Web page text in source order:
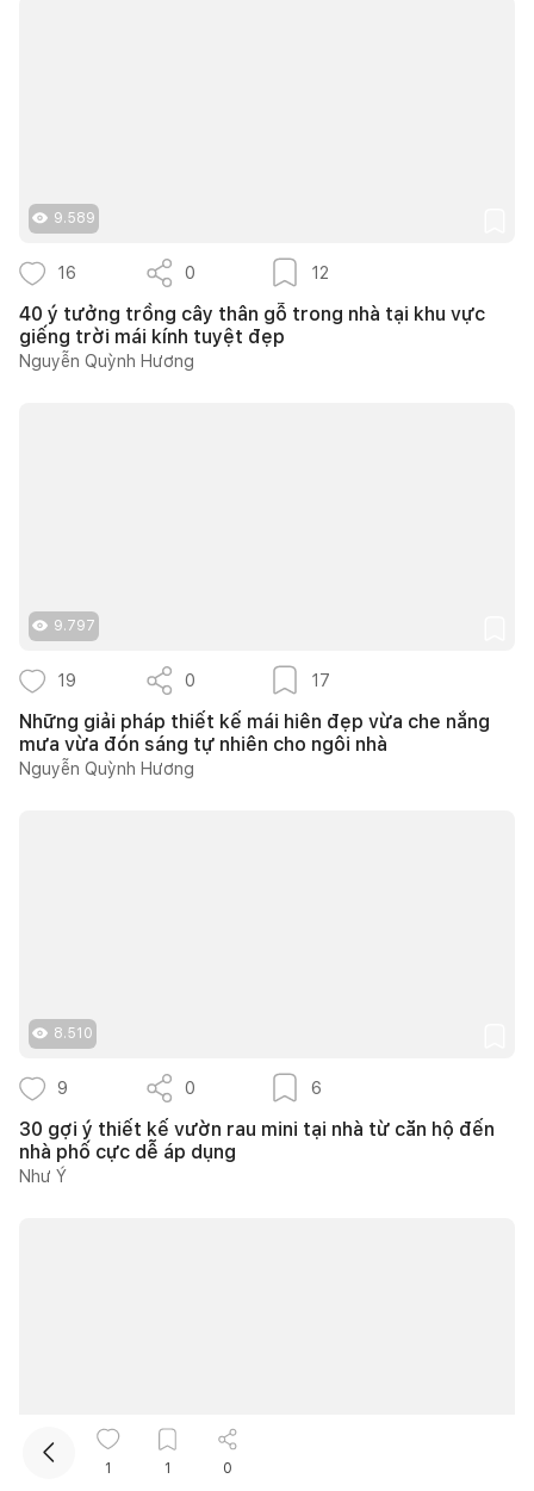
9.589
16 0 12
40 ý tưởng trồng cây thân gỗ trong nhà tại khu vực
giếng trời mái kính tuyệt đẹp
Nguyễn Quỳnh Hương
9.797
19 0 17
Những giải pháp thiết kế mái hiên đẹp vừa che nắng
mưa vừa đón sáng tự nhiên cho ngôi nhà
Nguyễn Quỳnh Hương
8.510
9 0 6
30 gợi ý thiết kế vườn rau mini tại nhà từ căn hộ đến
nhà phố cực dễ áp dụng
Như Ý
31.189
1 1 0